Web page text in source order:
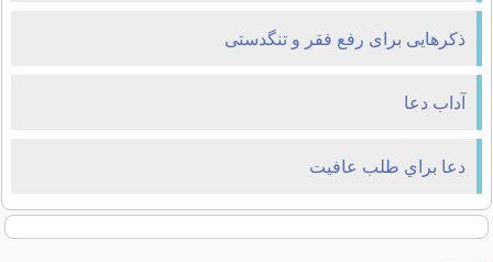
ذکرهایی برای رفع فقر و تنگدستی
آداب دعا
دعا براي طلب عافيت